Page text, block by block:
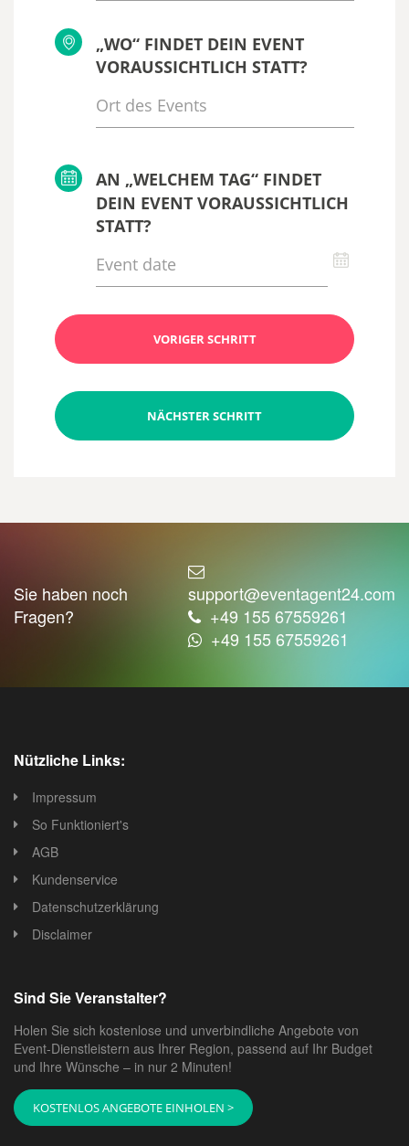
„WO“ FINDET DEIN EVENT
VORAUSSICHTLICH STATT?
AN „WELCHEM TAG“ FINDET
DEIN EVENT VORAUSSICHTLICH
STATT?
VORIGER SCHRITT
NÄCHSTER SCHRITT
Sie haben noch
Fragen?
support@eventagent24.com
+49 155 67559261
+49 155 67559261
Nützliche Links:
Impressum
So Funktioniert's
AGB
Kundenservice
Datenschutzerklärung
Disclaimer
Sind Sie Veranstalter?
Holen Sie sich kostenlose und unverbindliche Angebote von
Event-Dienstleistern aus Ihrer Region, passend auf Ihr Budget
und Ihre Wünsche – in nur 2 Minuten!
KOSTENLOS ANGEBOTE EINHOLEN >